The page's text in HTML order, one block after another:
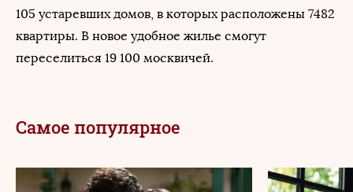
105 устаревших домов, в которых расположены 7482
квартиры. В новое удобное жилье смогут
переселиться 19 100 москвичей.
Самое популярное